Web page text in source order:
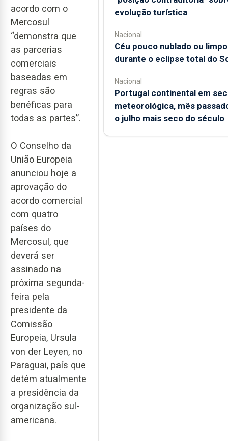
acordo com o
Mercosul
“demonstra que
as parcerias
comerciais
baseadas em
regras são
benéficas para
todas as partes”.
O Conselho da
União Europeia
anunciou hoje a
aprovação do
acordo comercial
com quatro
países do
Mercosul, que
deverá ser
assinado na
próxima segunda-
feira pela
presidente da
Comissão
Europeia, Ursula
von der Leyen, no
Paraguai, país que
detém atualmente
a presidência da
organização sul-
americana.
evolução turística
Nacional
Céu pouco nublado ou limpo
durante o eclipse total do
Nacional
Portugal continental em
meteorológica, mês
o julho mais seco do século